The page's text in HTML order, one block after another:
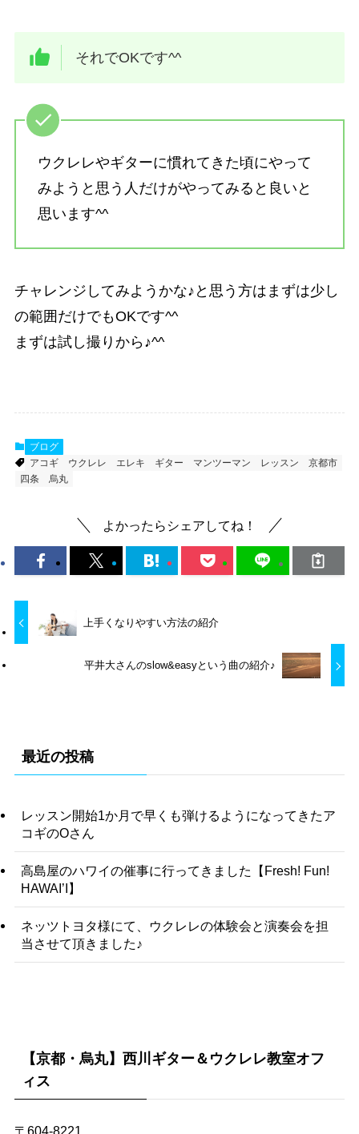
それでOKです^^
ウクレレやギターに慣れてきた頃にやって
みようと思う人だけがやってみると良いと
思います^^
チャレンジしてみようかな♪と思う方はまずは少し
の範囲だけでもOKです^^
まずは試し撮りから♪^^
ブログ
アコギ
ウクレレ エレキ ギター マンツーマン レッスン
京都市
四条
烏丸
よかったらシェアしてね！
上手くなりやすい方法の紹介
平井大さんのslow&easyという曲の紹介♪
最近の投稿
レッスン開始1か月で早くも弾けるようになってきたア
コギのOさん
高島屋のハワイの催事に行ってきました【Fresh! Fun!
HAWAI’I】
ネッツトヨタ様にて、ウクレレの体験会と演奏会を担
当させて頂きました♪
【京都・烏丸】西川ギター＆ウクレレ教室オフ
ィス
〒604-8221